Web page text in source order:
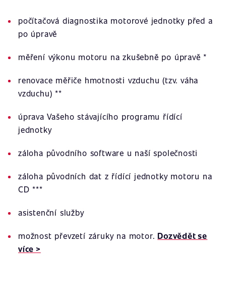
počítačová diagnostika motorové jednotky před a
po úpravě
měření výkonu motoru na zkušebně po úpravě *
renovace měřiče hmotnosti vzduchu (tzv. váha
vzduchu) **
úprava Vašeho stávajícího programu řídící
jednotky
záloha původního software u naší společnosti
záloha původních dat z řídící jednotky motoru na
CD ***
asistenční služby
možnost převzetí záruky na motor.Dozvědět se
více >